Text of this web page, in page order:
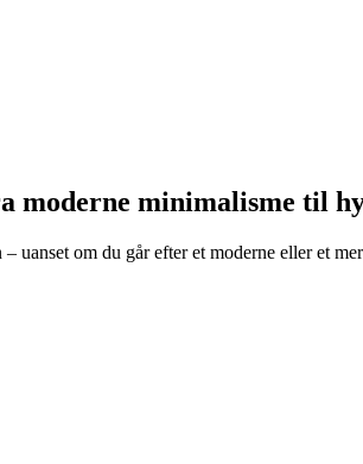
moderne minimalisme til
uanset om du går efter et moderne eller et